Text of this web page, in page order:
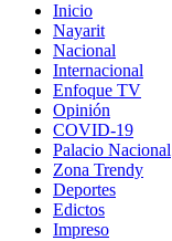
Inicio
Nayarit
Nacional
Internacional
Enfoque TV
Opinión
COVID-19
Palacio Nacional
Zona Trendy
Deportes
Edictos
Impreso